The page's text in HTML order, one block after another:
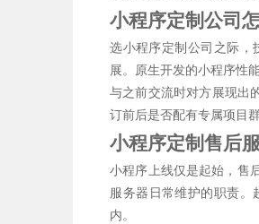
小程序定制公司
选小程序定制公司之际，
展。原生开发的小程序性
与之前交流时对方展现出
订前后是否配有专属项目
小程序定制售后
小程序上线仅是起始，售
服务器日常维护的职责。
内。